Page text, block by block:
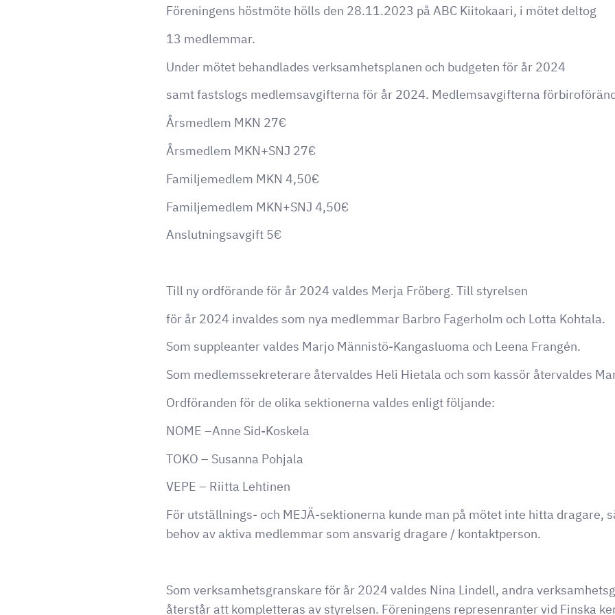
Föreningens höstmöte hölls den 28.11.2023 på ABC Kiitokaari, i mötet deltog
13 medlemmar.
Under mötet behandlades verksamhetsplanen och budgeten för år 2024
samt fastslogs medlemsavgifterna för år 2024. Medlemsavgifterna
Årsmedlem MKN 27€
Årsmedlem MKN+SNJ 27€
Familjemedlem MKN 4,50€
Familjemedlem MKN+SNJ 4,50€
Anslutningsavgift 5€
Till ny ordförande för år 2024 valdes Merja Fröberg. Till styrelsen
för år 2024 invaldes som nya medlemmar Barbro Fagerholm och Lotta Kohtala.
Som suppleanter valdes Marjo Männistö-Kangasluoma och Leena Frangén.
Som medlemssekreterare återvaldes Heli Hietala och som kassör återvaldes
Ordföranden för de olika sektionerna valdes enligt följande:
NOME –Anne Sid-Koskela
TOKO – Susanna Pohjala
VEPE – Riitta Lehtinen
För utställnings- och MEJÄ-sektionerna kunde man på mötet inte hitta dragare,
behov av aktiva medlemmar som ansvarig dragare / kontaktperson.
Som verksamhetsgranskare för år 2024 valdes Nina Lindell, andra
återstår att kompletteras av styrelsen. Föreningens represenranter vid Finska